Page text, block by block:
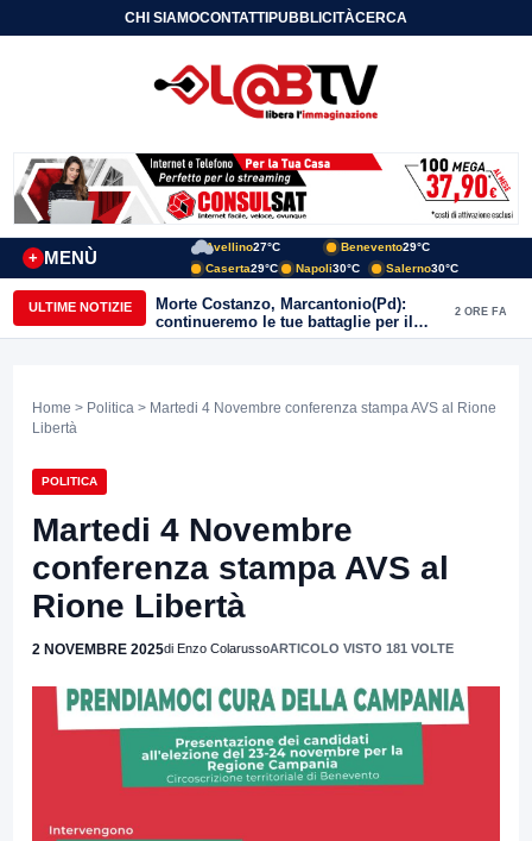
CHI SIAMOCONTATTIPUBBLICITÀCERCA
MENÙ
+
Avellino27°C Benevento29°C
Caserta29°C Napoli30°C Salerno30°C
ULTIME NOTIZIE
Morte Costanzo, Marcantonio(Pd):
continueremo le tue battaglie per il
Sannio
2 ORE FA
Home > Politica > Martedi 4 Novembre conferenza stampa AVS al Rione
Libertà
POLITICA
Martedi 4 Novembre
conferenza stampa AVS al
Rione Libertà
2 NOVEMBRE 2025di Enzo ColarussoARTICOLO VISTO 181 VOLTE